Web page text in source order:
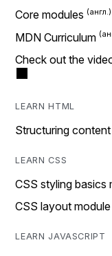
Core modules
MDN Curriculum
Check out the
LEARN HTML
Structuring
LEARN CSS
CSS styling basics
CSS layout module
LEARN JAVASCRIPT